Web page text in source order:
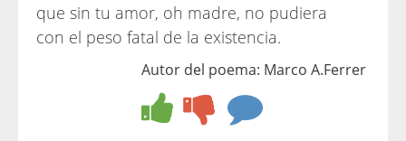
que sin tu amor, oh madre, no pudiera
con el peso fatal de la existencia.
Autor del poema: Marco A.Ferrer